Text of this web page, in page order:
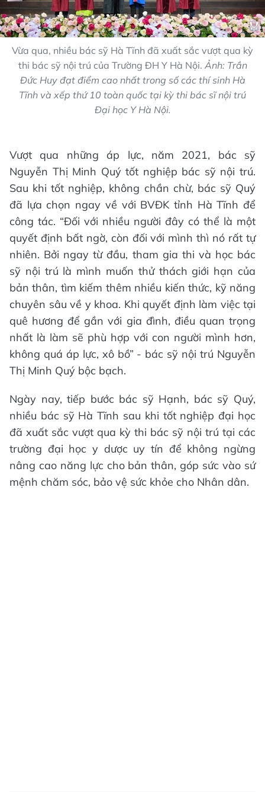
Vừa qua, nhiều bác sỹ Hà Tĩnh đã xuất sắc vượt qua kỳ
thi bác sỹ nội trú của Trường ĐH Y Hà Nội. Ảnh: Trần
Đức Huy đạt điểm cao nhất trong số các thí sinh Hà
Tĩnh và xếp thứ 10 toàn quốc tại kỳ thi bác sĩ nội trú
Đại học Y Hà Nội.
Vượt qua những áp lực, năm 2021, bác sỹ
Nguyễn Thị Minh Quý tốt nghiệp bác sỹ nội trú.
Sau khi tốt nghiệp, không chần chừ, bác sỹ Quý
đã lựa chọn ngay về với BVĐK tỉnh Hà Tĩnh để
công tác. “Đối với nhiều người đây có thể là một
quyết định bất ngờ, còn đối với mình thì nó rất tự
nhiên. Bởi ngay từ đầu, tham gia thi và học bác
sỹ nội trú là mình muốn thử thách giới hạn của
bản thân, tìm kiếm thêm nhiều kiến thức, kỹ năng
chuyên sâu về y khoa. Khi quyết định làm việc tại
quê hương để gần với gia đình, điều quan trọng
nhất là làm sẽ phù hợp với con người mình hơn,
không quá áp lực, xô bồ” - bác sỹ nội trú Nguyễn
Thị Minh Quý bộc bạch.
Ngày nay, tiếp bước bác sỹ Hạnh, bác sỹ Quý,
nhiều bác sỹ Hà Tĩnh sau khi tốt nghiệp đại học
đã xuất sắc vượt qua kỳ thi bác sỹ nội trú tại các
trường đại học y dược uy tín để không ngừng
nâng cao năng lực cho bản thân, góp sức vào sứ
mệnh chăm sóc, bảo vệ sức khỏe cho Nhân dân.